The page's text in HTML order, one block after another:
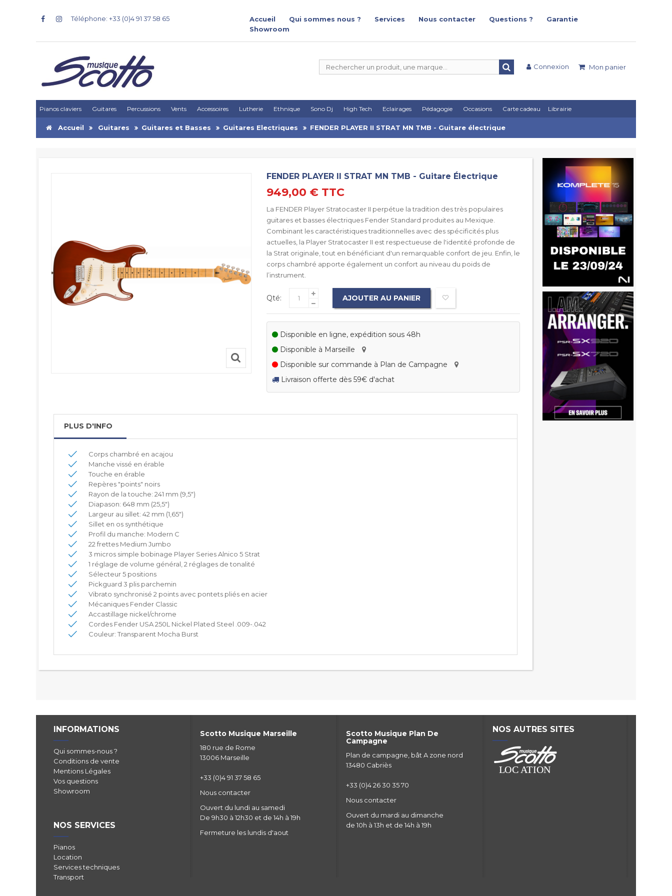
Téléphone: +33 (0)4 91 37 58 65 Accueil Qui sommes nous ? Services Nous contacter Questions ?
Garantie
Showroom
Mon panier
Connexion
Pianos claviers Guitares Percussions Vents Accessoires Lutherie Ethnique Sono Dj High Tech Eclairages Pédagogie Occasions Carte cadeau Librairie
Accueil Guitares Guitares et Basses Guitares Electriques FENDER PLAYER II STRAT MN TMB - Guitare électrique
FENDER PLAYER II STRAT MN TMB - Guitare Électrique
949,00 € TTC
La FENDER Player Stratocaster II perpétue la tradition des très populaires
guitares et basses électriques Fender Standard produites au Mexique.
Combinant les caractéristiques traditionnelles avec des spécificités plus
actuelles, la Player Stratocaster II est respectueuse de l'identité profonde de
la Strat originale, tout en bénéficiant d'un remarquable confort de jeu. Enfin, le
corps chambré apporte également un confort au niveau du poids de
l’instrument.
Qté: AJOUTER AU PANIER
Disponible en ligne, expédition sous 48h
Disponible à Marseille
Disponible sur commande à Plan de Campagne
Livraison offerte dès 59€ d'achat
PLUS D'INFO
Corps chambré en acajou
Manche vissé en érable
Touche en érable
Repères "points" noirs
Rayon de la touche: 241 mm (9,5")
Diapason: 648 mm (25,5")
Largeur au sillet: 42 mm (1,65")
Sillet en os synthétique
Profil du manche: Modern C
22 frettes Medium Jumbo
3 micros simple bobinage Player Series Alnico 5 Strat
1 réglage de volume général, 2 réglages de tonalité
Sélecteur 5 positions
Pickguard 3 plis parchemin
Vibrato synchronisé 2 points avec pontets pliés en acier
Mécaniques Fender Classic
Accastillage nickel/chrome
Cordes Fender USA 250L Nickel Plated Steel .009-.042
Couleur: Transparent Mocha Burst
INFORMATIONS
Qui sommes-nous ?
Conditions de vente
Mentions Légales
Vos questions
Showroom
NOS SERVICES
Pianos
Location
Services techniques
Transport
Scotto Musique Marseille
180 rue de Rome
13006 Marseille
+33 (0)4 91 37 58 65
Nous contacter
Ouvert du lundi au samedi
De 9h30 à 12h30 et de 14h à 19h
Fermeture les lundis d'aout
Scotto Musique Plan De
Campagne
Plan de campagne, bât A zone nord
13480 Cabriès
+33 (0)4 26 30 35 70
Nous contacter
Ouvert du mardi au dimanche
de 10h à 13h et de 14h à 19h
NOS AUTRES SITES